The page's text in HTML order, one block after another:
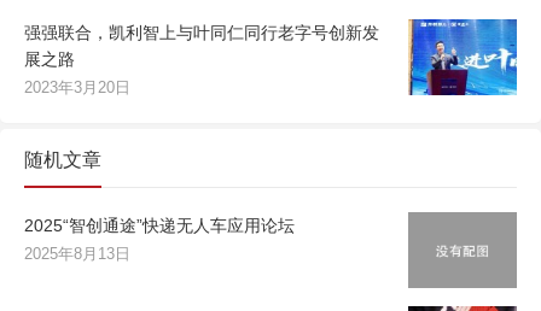
强强联合，凯利智上与叶同仁同行老字号创新发
展之路
2023年3月20日
随机文章
2025“智创通途”快递无人车应用论坛
2025年8月13日